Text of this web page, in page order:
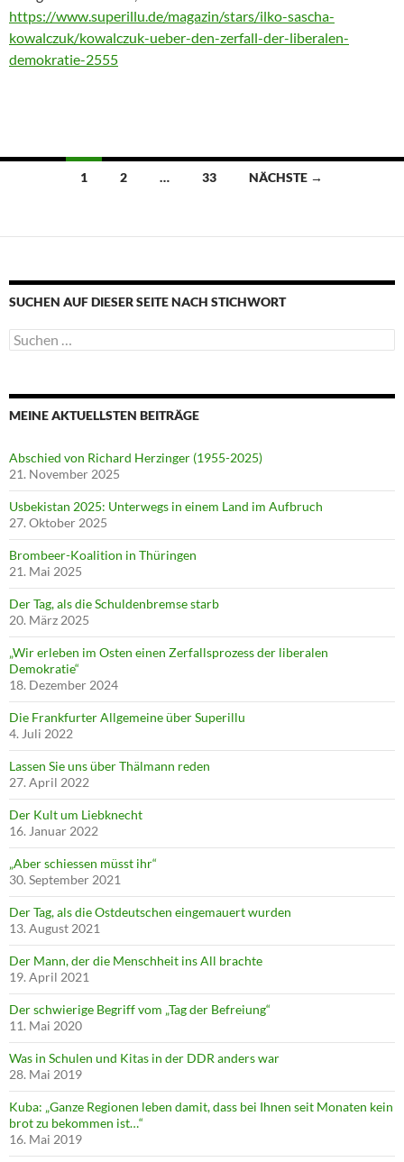
https://www.superillu.de/magazin/stars/ilko-sascha-
kowalczuk/kowalczuk-ueber-den-zerfall-der-liberalen-
demokratie-2555
Beitragsnavigation
1 2 … 33 NÄCHSTE →
SUCHEN AUF DIESER SEITE NACH STICHWORT
Suche
nach:
MEINE AKTUELLSTEN BEITRÄGE
Abschied von Richard Herzinger (1955-2025)
21. November 2025
Usbekistan 2025: Unterwegs in einem Land im Aufbruch
27. Oktober 2025
Brombeer-Koalition in Thüringen
21. Mai 2025
Der Tag, als die Schuldenbremse starb
20. März 2025
„Wir erleben im Osten einen Zerfallsprozess der liberalen
Demokratie“
18. Dezember 2024
Die Frankfurter Allgemeine über Superillu
4. Juli 2022
Lassen Sie uns über Thälmann reden
27. April 2022
Der Kult um Liebknecht
16. Januar 2022
„Aber schiessen müsst ihr“
30. September 2021
Der Tag, als die Ostdeutschen eingemauert wurden
13. August 2021
Der Mann, der die Menschheit ins All brachte
19. April 2021
Der schwierige Begriff vom „Tag der Befreiung“
11. Mai 2020
Was in Schulen und Kitas in der DDR anders war
28. Mai 2019
Kuba: „Ganze Regionen leben damit, dass bei Ihnen seit Monaten kein
brot zu bekommen ist…“
16. Mai 2019